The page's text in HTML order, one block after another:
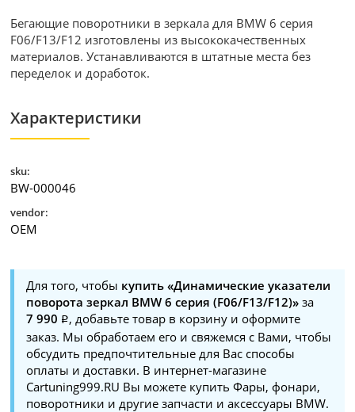
Бегающие поворотники в зеркала для BMW 6 серия
F06/F13/F12 изготовлены из высококачественных
материалов. Устанавливаются в штатные места без
переделок и доработок.
Характеристики
sku:
BW-000046
vendor:
OEM
Для того, чтобы купить «Динамические указатели
поворота зеркал BMW 6 серия (F06/F13/F12)» за
7 990
, добавьте товар в корзину и оформите
заказ. Мы обработаем его и свяжемся с Вами, чтобы
обсудить предпочтительные для Вас способы
оплаты и доставки. В интернет-магазине
Cartuning999.RU Вы можете купить Фары, фонари,
поворотники и другие запчасти и аксессуары BMW.